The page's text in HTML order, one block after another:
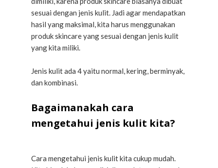
sesuai dengan jenis kulit. Jadi agar mendapatkan
hasil yang maksimal, kita harus menggunakan
produk skincare yang sesuai dengan jenis kulit
yang kita miliki.
Jenis kulit ada 4 yaitu normal, kering, berminyak,
dan kombinasi.
Bagaimanakah cara
mengetahui jenis kulit kita?
Cara mengetahui jenis kulit kita cukup mudah.